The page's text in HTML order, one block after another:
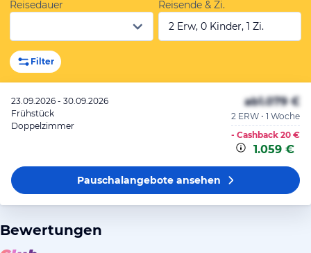
Reisedauer
Reisende & Zi.
2 Erw, 0 Kinder, 1 Zi.
Filter
23.09.2026 - 30.09.2026
Frühstück
Doppelzimmer
ab1.079 €
2 ERW • 1 Woche
- Cashback 20 €
1.059 €
Pauschalangeboteansehen
Bewertungen